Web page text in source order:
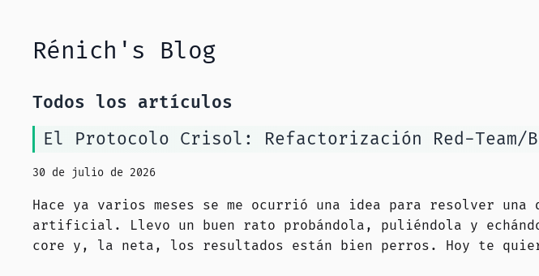
Rénich's Blog
Todos los artículos
El Protocolo Crisol: Refactorización Red-Team/
30 de julio de 2026
Hace ya varios meses se me ocurrió una idea para resolver
artificial. Llevo un buen rato probándola, puliéndola y
core y, la neta, los resultados están bien perros. Hoy te